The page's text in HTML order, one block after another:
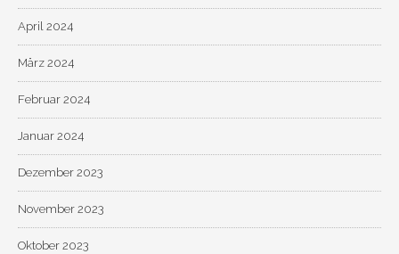
April 2024
März 2024
Februar 2024
Januar 2024
Dezember 2023
November 2023
Oktober 2023